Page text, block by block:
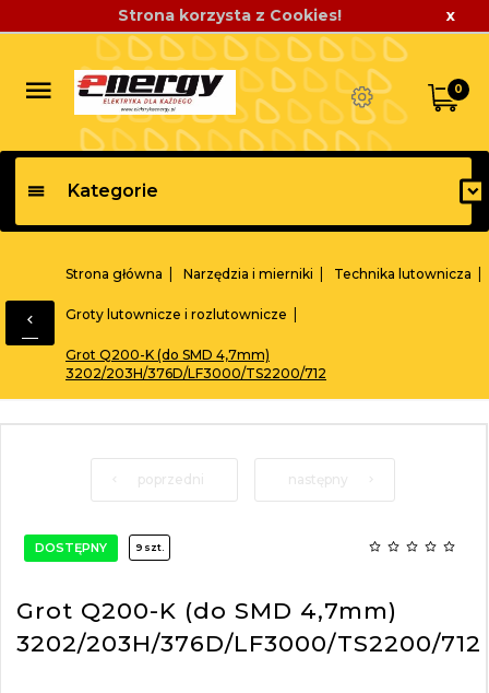
Strona korzysta z Cookies! x
0
Kategorie
Strona główna Narzędzia i mierniki Technika lutownicza
Groty lutownicze i rozlutownicze
Grot Q200-K (do SMD 4,7mm)
3202/203H/376D/LF3000/TS2200/712
poprzedni następny
DOSTĘPNY 9 szt.
Grot Q200-K (do SMD 4,7mm)
3202/203H/376D/LF3000/TS2200/712